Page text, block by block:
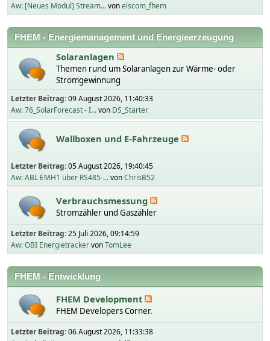
Aw: [Neues Modul] Stream...vonelscom_fhem
FHEM - Energiemanagement und Energieerzeugung
Solaranlagen
Themen rund um Solaranlagen zur Wärme- oder
Stromgewinnung
Letzter Beitrag:09 August 2026, 11:40:33
Aw: 76_SolarForecast - I...von DS_Starter
Wallboxen und E-Fahrzeuge
Letzter Beitrag:05 August 2026, 19:40:45
Aw: ABL EMH1 über RS485-...vonChrisB52
Verbrauchsmessung
Stromzähler und Gaszähler
Letzter Beitrag:25 Juli 2026, 09:14:59
Aw: OBI EnergietrackervonTomLee
FHEM - Entwicklung
FHEM Development
FHEM Developers Corner.
Letzter Beitrag:06 August 2026, 11:33:38